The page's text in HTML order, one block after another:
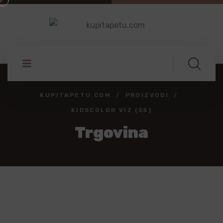
KUPITAPETU.COM PROIZVODI
KIDSCOLOR VIZ (55)
Trgovina